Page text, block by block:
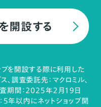
開設する
を開設する際に利用した
、調査委託先：マクロミル、
査期間：2025年2月19日
年以内にネットショップ開